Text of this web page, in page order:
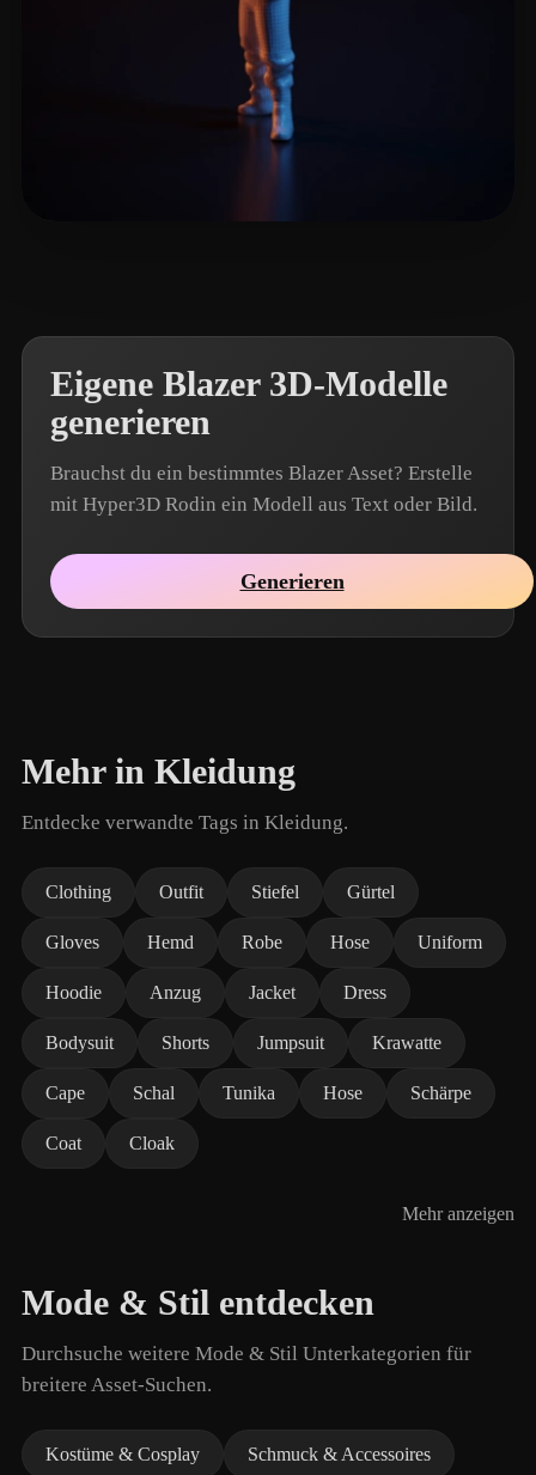
Eigene Blazer 3D-Modelle
generieren
Brauchst du ein bestimmtes Blazer Asset? Erstelle
mit Hyper3D Rodin ein Modell aus Text oder Bild.
Generieren
Mehr in Kleidung
Entdecke verwandte Tags in Kleidung.
Clothing Outfit Stiefel Gürtel
Gloves Hemd Robe Hose Uniform
Hoodie Anzug Jacket Dress
Bodysuit Shorts Jumpsuit Krawatte
Cape Schal Tunika Hose Schärpe
Coat Cloak
Mehr anzeigen
Mode & Stil entdecken
Durchsuche weitere Mode & Stil Unterkategorien für
breitere Asset-Suchen.
Kostüme & Cosplay Schmuck & Accessoires